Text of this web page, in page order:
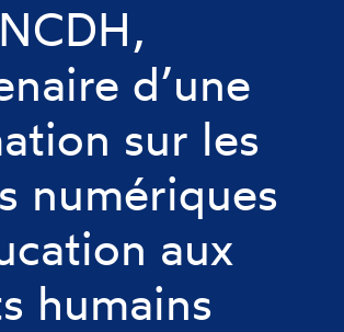
d’une
sur les
numériques
aux
humains